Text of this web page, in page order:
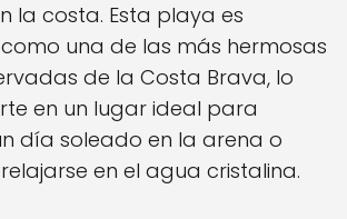
la costa. Esta playa es
una de las más hermosas
de la Costa Brava, lo
en un lugar ideal para
día soleado en la arena o
en el agua cristalina.